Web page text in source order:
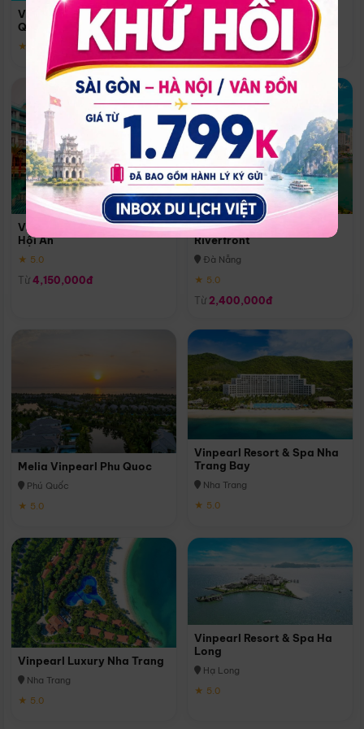
Vinpearl Resort & Spa Phu
Quoc
★ 5.0
Quoc
Phú Quốc
★ 5.0
Vinpearl Resort & Golf Nam
Hội An
★ 5.0
Từ 4,150,000đ
Melia Vinpearl Danang
Riverfront
Đà Nẵng
★ 5.0
Từ 2,400,000đ
Melia Vinpearl Phu Quoc
Phú Quốc
★ 5.0
Vinpearl Resort & Spa Nha
Trang Bay
Nha Trang
★ 5.0
Vinpearl Luxury Nha Trang
Nha Trang
★ 5.0
Vinpearl Resort & Spa Ha
Long
Hạ Long
★ 5.0